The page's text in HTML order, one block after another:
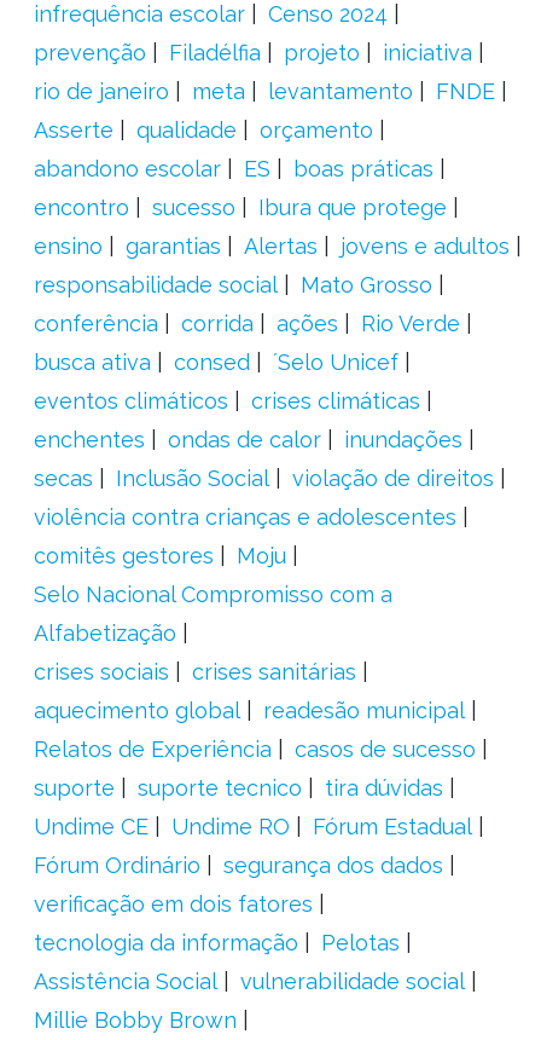
infrequência escolar
Censo 2024
prevenção
Filadélfia projeto
iniciativa
rio de janeiro
meta levantamento
FNDE
Asserte
qualidade
orçamento
abandono escolar
ES
boas práticas
encontro
sucesso
Ibura que protege
ensino
garantias Alertas
jovens e adultos
responsabilidade social
Mato Grosso
conferência
corrida ações
Rio Verde
busca ativa
consed
´Selo Unicef
eventos climáticos
crises climáticas
enchentes
ondas de calor
inundações
secas
Inclusão Social
violação de direitos
violência contra crianças e adolescentes
comitês gestores
Moju
Selo Nacional Compromisso com a
Alfabetização
crises sociais
crises sanitárias
aquecimento global
readesão municipal
Relatos de Experiência
casos de sucesso
suporte
suporte tecnico
tira dúvidas
Undime CE
Undime RO
Fórum Estadual
Fórum Ordinário
segurança dos dados
verificação em dois fatores
tecnologia da informação
Pelotas
Assistência Social
vulnerabilidade social
Millie Bobby Brown